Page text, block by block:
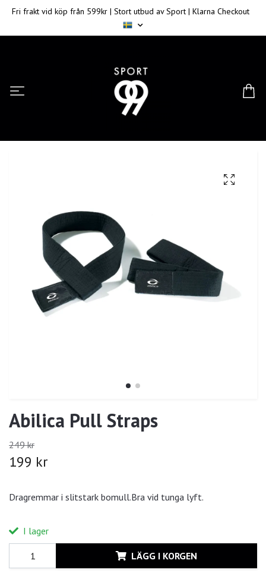
Fri frakt vid köp från 599kr | Stort utbud av Sport | Klarna Checkout
Abilica Pull Straps
249 kr
199 kr
Dragremmar i slitstark bomull.Bra vid tunga lyft.
I lager
LÄGG I KORGEN